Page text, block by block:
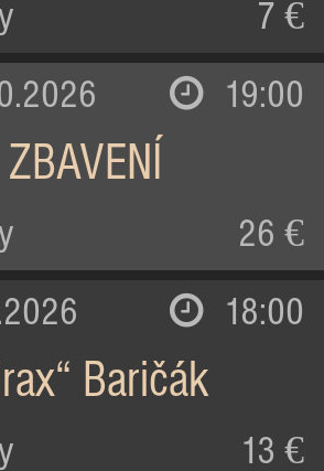
7 €
19:00
26 €
18:00
Baričák
13 €